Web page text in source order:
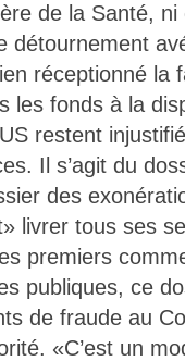
de la Santé, ni
détournement
réceptionné la
les fonds à la
restent
Il s’agit du
des
livrer tous ses
premiers
publiques, ce
de fraude au
«C’est un